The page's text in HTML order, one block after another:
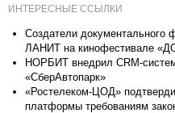
ИНТЕРЕСНЫЕ ССЫЛКИ
Создатели документального
ЛАНИТ на кинофестивале
НОРБИТ внедрил CRM-
«СберАвтопарк»
«Ростелеком-ЦОД»
платформы требованиям